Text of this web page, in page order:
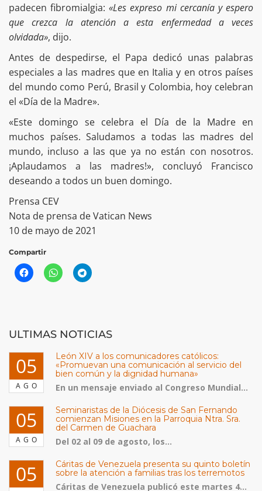
padecen fibromialgia:«Les expreso mi cercanía y espero
que crezca la atención a esta enfermedad a veces
olvidada», dijo.
Antes de despedirse, el Papa dedicó unas palabras
especiales a las madres que en Italia y en otros países
del mundo como Perú, Brasil y Colombia, hoy celebran
el «Día de la Madre».
«Este domingo se celebra el Día de la Madre en
muchos países. Saludamos a todas las madres del
mundo, incluso a las que ya no están con nosotros.
¡Aplaudamos a las madres!», concluyó Francisco
deseando a todos un buen domingo.
Prensa CEV
Nota de prensa de Vatican News
10 de mayo de 2021
Compartir
ULTIMAS NOTICIAS
05
AGO
León XIV a los comunicadores católicos:
«Promuevan una comunicación al servicio del
bien común y la dignidad humana»
En un mensaje enviado al Congreso Mundial...
05
AGO
Seminaristas de la Diócesis de San Fernando
comienzan Misiones en la Parroquia Ntra. Sra.
del Carmen de Guachara
Del 02 al 09 de agosto, los...
05
Cáritas de Venezuela presenta su quinto boletín
sobre la atención a familias tras los terremotos
Cáritas de Venezuela publicó este martes 4...